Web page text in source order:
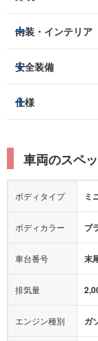
ヘッドライト
アルミホイール：-
サンルーフ/ガラス
ルーフレール
エアロパーツ
内装・インテリア
3列シート
ベンチシート
シートヒーター
カーナビ：メモリ
CD
ミュージックプレ
後席モニター
安全装備
トラクションコン
レーンキープアシ
衝突被害軽減プレー
カメラ：バック
エアバッグ：
ダブ
衝撃緩和ヘッドレ
アクセル踏み間
仕様
車両のスペ
ボディタイプ ミ
ボディカラー ブ
車台番号 末
排気量
エンジン種別 ガ